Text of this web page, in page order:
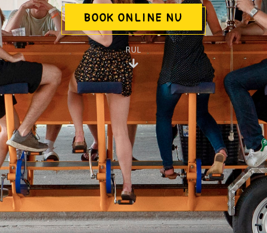
BOOK ONLINE NU
RUL